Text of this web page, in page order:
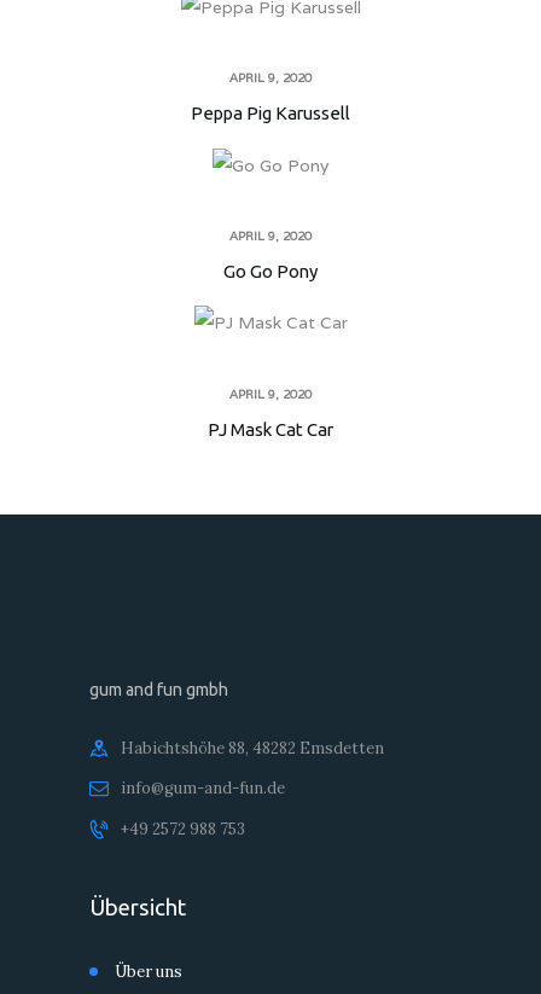
APRIL 9, 2020
Peppa Pig Karussell
APRIL 9, 2020
Go Go Pony
APRIL 9, 2020
PJ Mask Cat Car
gum and fun gmbh
Habichtshöhe 88, 48282 Emsdetten
info@gum-and-fun.de
+49 2572 988 753
Übersicht
Über uns